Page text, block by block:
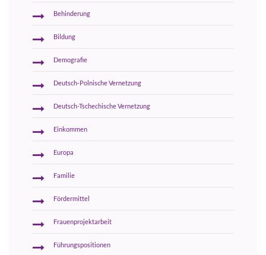
Behinderung
Bildung
Demografie
Deutsch-Polnische Vernetzung
Deutsch-Tschechische Vernetzung
Einkommen
Europa
Familie
Fördermittel
Frauenprojektarbeit
Führungspositionen